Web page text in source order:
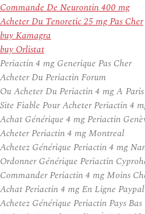
Commande De Neurontin 400 mg
Acheter Du Tenoretic 25 mg Pas Cher
buy Kamagra
buy Orlistat
Periactin 4 mg Generique Pas Cher
Acheter Du Periactin Forum
Ou Acheter Du Periactin 4 mg A Paris
Site Fiable Pour Acheter Periactin 4
Achat Générique 4 mg Periactin
Acheter Periactin 4 mg Montreal
Achetez Générique Periactin 4 mg
Ordonner Générique Periactin
Commander Periactin 4 mg Moins
Achat Periactin 4 mg En Ligne Paypal
Achetez Générique Periactin Pays Bas